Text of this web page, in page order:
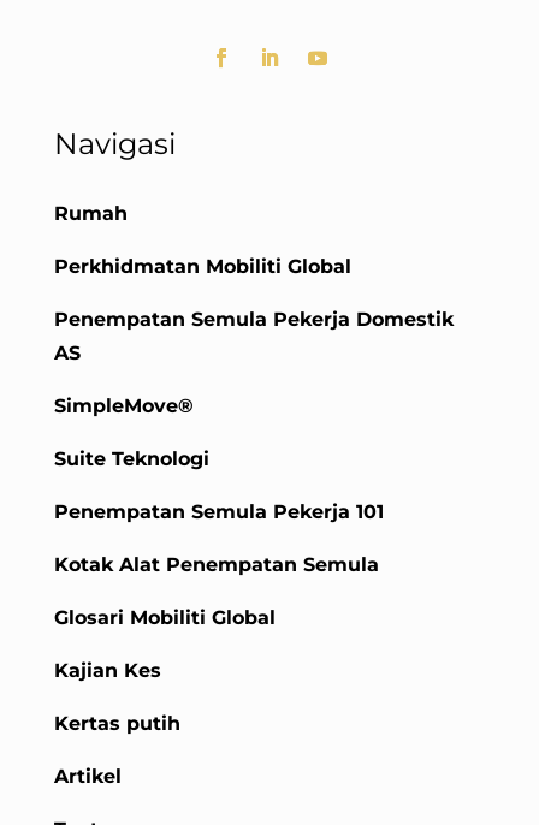
Navigasi
Rumah
Perkhidmatan Mobiliti Global
Penempatan Semula Pekerja Domestik
AS
SimpleMove®
Suite Teknologi
Penempatan Semula Pekerja 101
Kotak Alat Penempatan Semula
Glosari Mobiliti Global
Kajian Kes
Kertas putih
Artikel